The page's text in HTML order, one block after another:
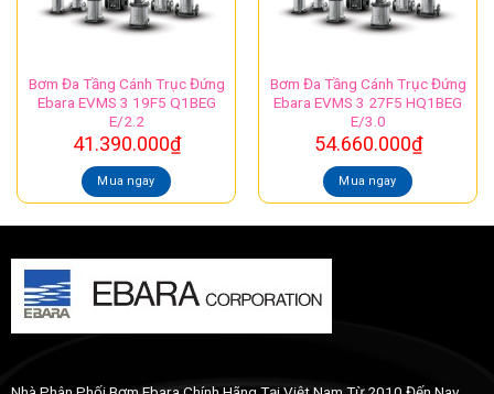
Bơm Đa Tầng Cánh Trục Đứng
Ebara EVMS 3 19F5 Q1BEG
E/2.2
41.390.000₫
Mua ngay
Bơm Đa Tầng Cánh Trục Đứng
Ebara EVMS 3 27F5 HQ1BEG
E/3.0
54.660.000₫
Mua ngay